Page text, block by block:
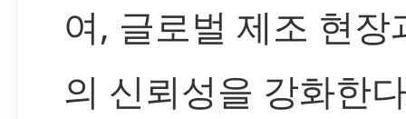
여, 글로벌 제조 현
의 신뢰성을 강화한